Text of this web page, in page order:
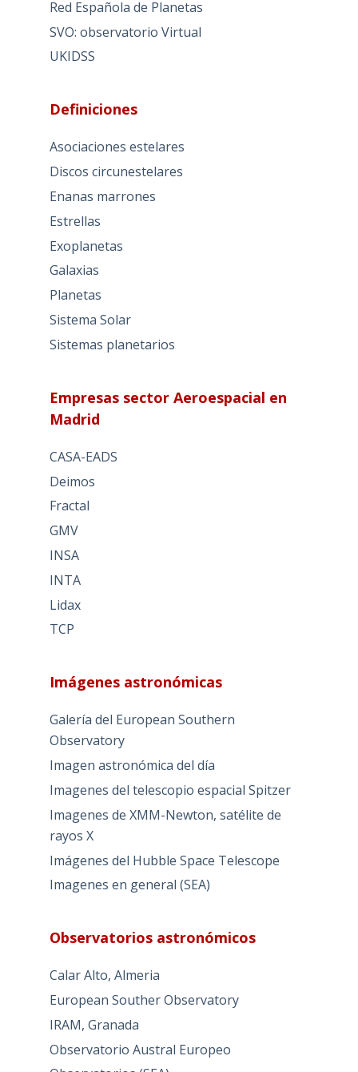
Red Española de Planetas
SVO: observatorio Virtual
UKIDSS
Definiciones
Asociaciones estelares
Discos circunestelares
Enanas marrones
Estrellas
Exoplanetas
Galaxias
Planetas
Sistema Solar
Sistemas planetarios
Empresas sector Aeroespacial en
Madrid
CASA-EADS
Deimos
Fractal
GMV
INSA
INTA
Lidax
TCP
Imágenes astronómicas
Galería del European Southern
Observatory
Imagen astronómica del día
Imagenes del telescopio espacial Spitzer
Imagenes de XMM-Newton, satélite de
rayos X
Imágenes del Hubble Space Telescope
Imagenes en general (SEA)
Observatorios astronómicos
Calar Alto, Almeria
European Souther Observatory
IRAM, Granada
Observatorio Austral Europeo